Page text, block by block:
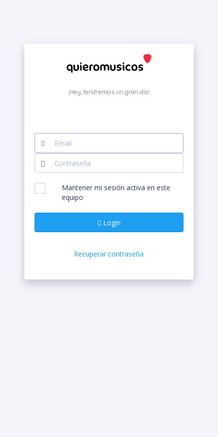
¡Hey, tendremos un gran día!
Mantener mi sesión activa en este
equipo
Login
Recuperar contraseña